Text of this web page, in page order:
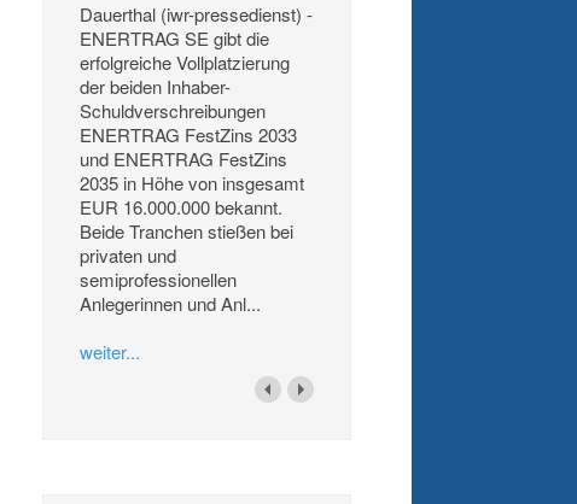
Dauerthal (iwr-pressedienst) -
ENERTRAG SE gibt die
erfolgreiche Vollplatzierung
der beiden Inhaber-
Schuldverschreibungen
ENERTRAG FestZins 2033
und ENERTRAG FestZins
2035 in Höhe von insgesamt
EUR 16.000.000 bekannt.
Beide Tranchen stießen bei
privaten und
semiprofessionellen
Anlegerinnen und Anl...
weiter...